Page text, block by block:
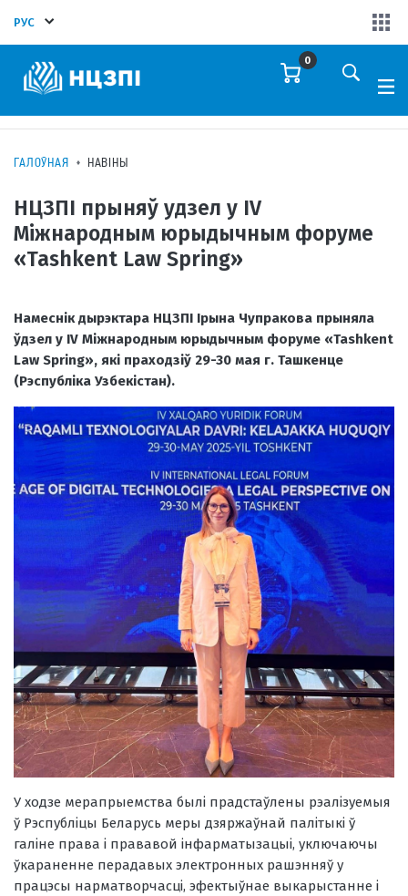
РУС
0
ГАЛОЎНАЯ НАВІНЫ
НЦЗПІ прыняў удзел у IV
Міжнародным юрыдычным форуме
«Tashkent Law Spring»
Намеснік дырэктара НЦЗПІ Ірына Чупракова прыняла
ўдзел у IV Міжнародным юрыдычным форуме «Tashkent
Law Spring», які праходзіў 29-30 мая г. Ташкенце
(Рэспубліка Узбекістан).
У ходзе мерапрыемства былі прадстаўлены рэалізуемыя
ў Рэспубліцы Беларусь меры дзяржаўнай палітыкі ў
галіне права і прававой інфарматызацыі, уключаючы
ўкараненне перадавых электронных рашэнняў у
працэсы нарматворчасці, эфектыўнае выкарыстанне і